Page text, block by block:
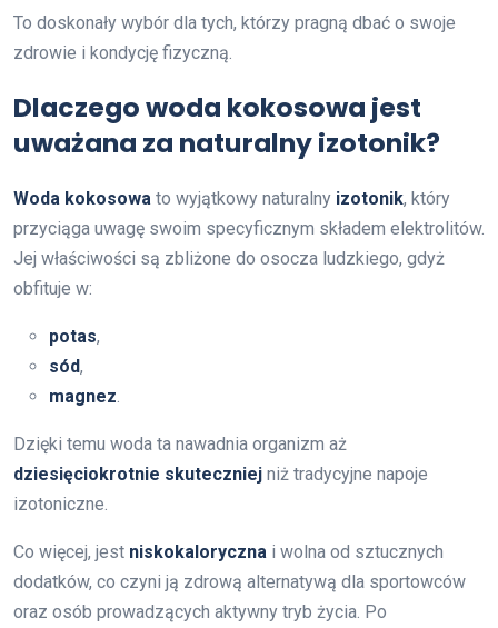
To doskonały wybór dla tych, którzy pragną dbać o swoje
zdrowie i kondycję fizyczną.
Dlaczego woda kokosowa jest
uważana za naturalny izotonik?
Woda kokosowa to wyjątkowy naturalny izotonik, który
przyciąga uwagę swoim specyficznym składem elektrolitów.
Jej właściwości są zbliżone do osocza ludzkiego, gdyż
obfituje w:
potas,
sód,
magnez
Dzięki temu woda ta nawadnia organizm aż
dziesięciokrotnie skuteczniej niż tradycyjne napoje
izotoniczne.
Co więcej, jest niskokaloryczna i wolna od sztucznych
dodatków, co czyni ją zdrową alternatywą dla sportowców
oraz osób prowadzących aktywny tryb życia. Po